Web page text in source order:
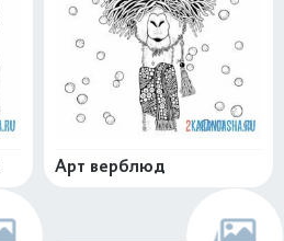
Арт верблюд